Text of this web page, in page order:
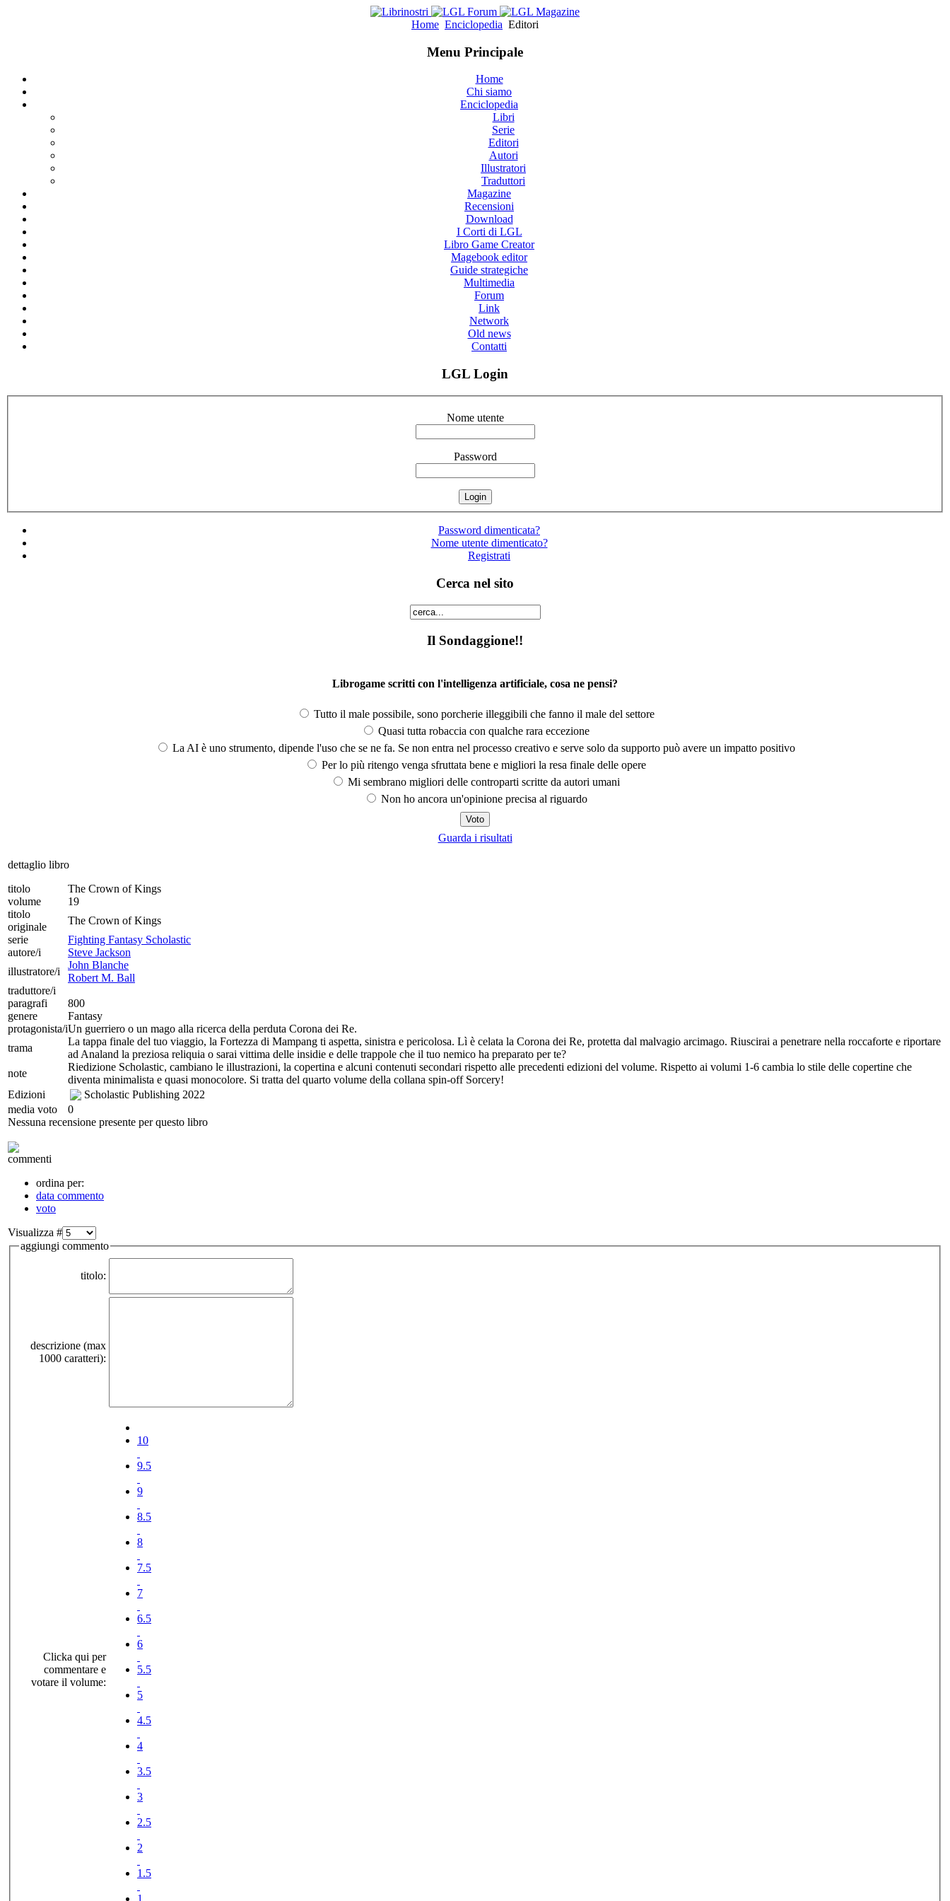
Home Enciclopedia Editori
Menu Principale
Home
Chi siamo
Enciclopedia
Libri
Serie
Editori
Autori
Illustratori
Traduttori
Magazine
Recensioni
Download
I Corti di LGL
Libro Game Creator
Magebook editor
Guide strategiche
Multimedia
Forum
Link
Network
Old news
Contatti
LGL Login
Nome utente
Password
Password dimenticata?
Nome utente dimenticato?
Registrati
Cerca nel sito
Il Sondaggione!!
Librogame scritti con l'intelligenza artificiale, cosa ne pensi?
Tutto il male possibile, sono porcherie illeggibili che fanno il male del settore
Quasi tutta robaccia con qualche rara eccezione
La AI è uno strumento, dipende l'uso che se ne fa. Se non entra nel processo creativo e serve solo da supporto può avere un impatto positivo
Per lo più ritengo venga sfruttata bene e migliori la resa finale delle opere
Mi sembrano migliori delle controparti scritte da autori umani
Non ho ancora un'opinione precisa al riguardo
Guarda i risultati
dettaglio libro
titolo
The Crown of Kings
volume
19
titolo
originale
The Crown of Kings
serie
Fighting Fantasy Scholastic
autore/i
Steve Jackson
illustratore/i
John Blanche
Robert M. Ball
traduttore/i
paragrafi
800
genere
Fantasy
protagonista/iUn guerriero o un mago alla ricerca della perduta Corona dei Re.
trama
La tappa finale del tuo viaggio, la Fortezza di Mampang ti aspetta, sinistra e pericolosa. Lì è celata la Corona dei Re, protetta dal malvagio arcimago. Riuscirai a penetrare nella roccaforte e riportare
ad Analand la preziosa reliquia o sarai vittima delle insidie e delle trappole che il tuo nemico ha preparato per te?
note
Riedizione Scholastic, cambiano le illustrazioni, la copertina e alcuni contenuti secondari rispetto alle precedenti edizioni del volume. Rispetto ai volumi 1-6 cambia lo stile delle copertine che
diventa minimalista e quasi monocolore. Si tratta del quarto volume della collana spin-off Sorcery!
Edizioni
Scholastic Publishing 2022
media voto
0
Nessuna recensione presente per questo libro
commenti
ordina per:
data commento
voto
Visualizza #
aggiungi commento
titolo:
descrizione (max
1000 caratteri):
Clicka qui per
commentare e
votare il volume:
10
9.5
9
8.5
8
7.5
7
6.5
6
5.5
5
4.5
4
3.5
3
2.5
2
1.5